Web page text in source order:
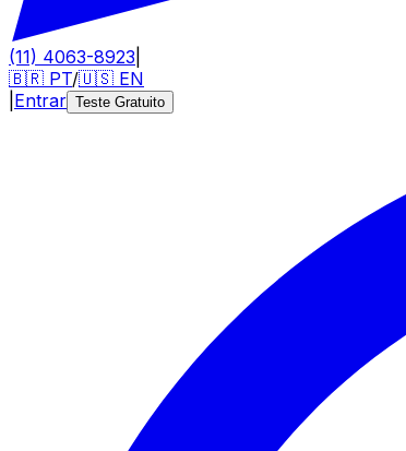
(11) 4063-8923
🇧🇷 PT/🇺🇸 EN
Entrar Teste Gratuito